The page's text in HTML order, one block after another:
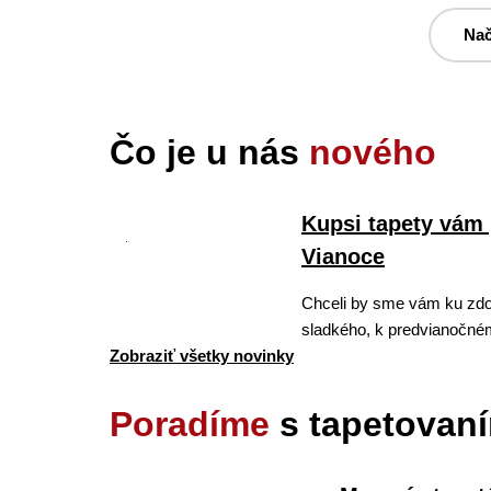
Čo je u nás nového
Kupsi tapety vám
Vianoce
Chceli by sme vám ku
sladkého, k
Zobraziť všetky novinky
Poradíme s